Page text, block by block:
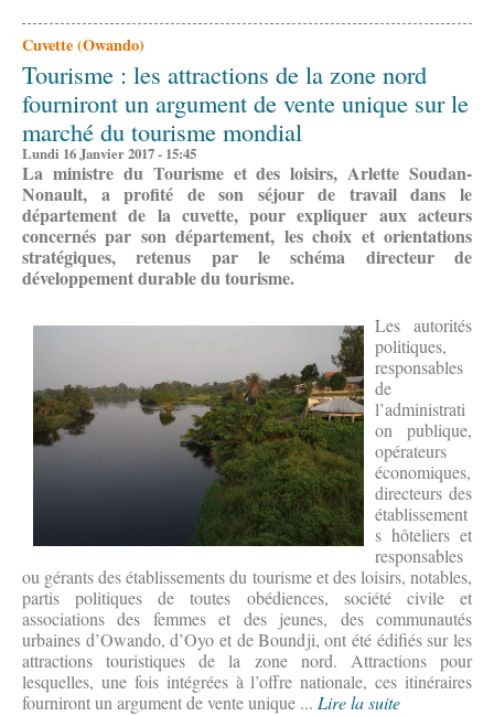
Cuvette (Owando)
Tourisme : les attractions de la zone nord
fourniront un argument de vente unique sur le
marché du tourisme mondial
Lundi 16 Janvier 2017 - 15:45
La ministre du Tourisme et des loisirs, Arlette Soudan-
Nonault, a profité de son séjour de travail dans le
département de la cuvette, pour expliquer aux acteurs
concernés par son département, les choix et orientations
stratégiques, retenus par le schéma directeur de
développement durable du tourisme.
Les autorités
politiques,
responsables
de
l’administrati
on publique,
opérateurs
économiques,
directeurs des
établissement
s hôteliers et
responsables
ou gérants des établissements du tourisme et des loisirs, notables,
partis politiques de toutes obédiences, société civile et
associations des femmes et des jeunes, des communautés
urbaines d’Owando, d’Oyo et de Boundji, ont été édifiés sur les
attractions touristiques de la zone nord. Attractions pour
lesquelles, une fois intégrées à l’offre nationale, ces itinéraires
fourniront un argument de vente unique ... Lire la suite